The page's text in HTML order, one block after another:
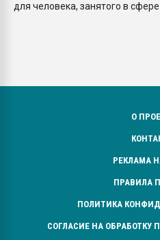
для человека, занятого в сфере
О
РЕКЛАМА
ПРАВИЛА
ПОЛИТИКА
СОГЛАСИЕ НА